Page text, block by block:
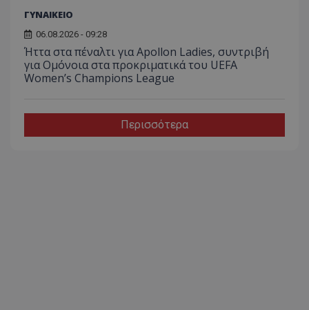
ΓΥΝΑΙΚΕΙΟ
06.08.2026 - 09:28
Ήττα στα πέναλτι για Apollon Ladies, συντριβή
για Ομόνοια στα προκριματικά του UEFA
Women’s Champions League
Περισσότερα